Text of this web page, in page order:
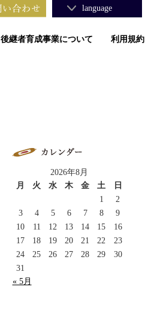
後継者育成事業について 利用規約
language
2026年8月
月
火 水 木 金 土
日
1
2
3
4 5 6 7 8
9
10
11 12 13 14 15
16
17
18 19 20 21 22
23
24
25 26 27 28 29
30
31
« 5月